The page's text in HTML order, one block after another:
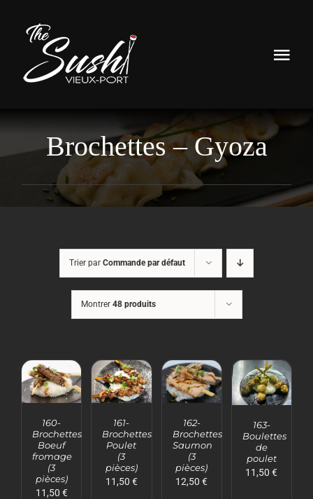
contenu
Le Restaurant
La Carte
Mon Compte
Brochettes – Gyoza
Trier par Commande par défaut
Montrer 48 produits
AJOUTER
PANIER
/
DÉTAILS
160-
Brochettes
Boeuf
fromage
(3
pièces)
11,50 €
AJOUTER
PANIER
/
DÉTAILS
161-
Brochettes
Poulet
(3
pièces)
11,50 €
AJOUTER
PANIER
/
DÉTAILS
162-
Brochettes
Saumon
(3
pièces)
12,50€
AJOUTER
PANIER
/
DÉTAILS
163-
Boulettes
de
poulet
11,50€